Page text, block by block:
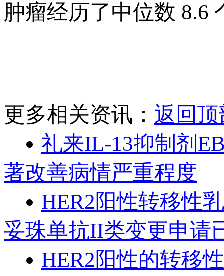
肿瘤经历了中位数 8.6
更多相关资讯： 返回顶
礼来IL-13抑制剂
著改善病情严重程度
HER2阳性转移性
妥珠单抗II类变更申请
HER2阳性的转移